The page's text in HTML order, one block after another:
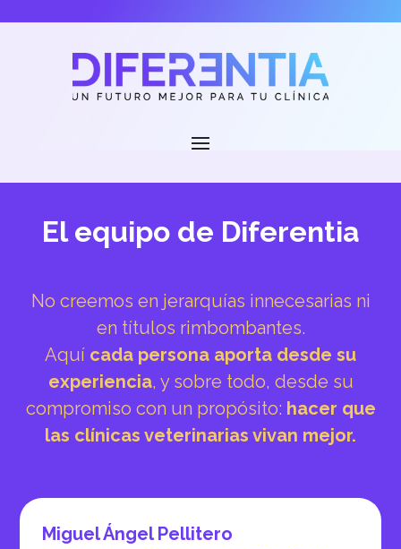
El equipo de Diferentia
No creemos en jerarquías innecesarias ni
en títulos rimbombantes.
Aquí cada persona aporta desde su
experiencia, y sobre todo, desde su
compromiso con un propósito: hacer que
las clínicas veterinarias vivan mejor.
Miguel Ángel Pellitero